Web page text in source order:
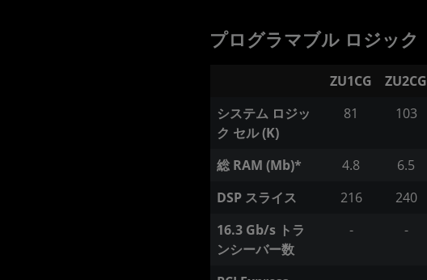
プログラマブル ロジック
ZU1CG ZU2CG
システム ロジッ
ク セル (K)
81 103
総 RAM (Mb)* 4.8 6.5
DSP スライス
216 240
16.3 Gb/s トラ
ンシーバー数
- -